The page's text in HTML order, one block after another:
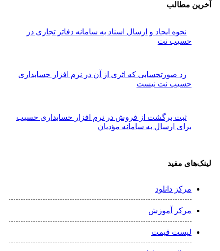
آخرین مطالب
نحوه ایجاد و ارسال اسناد به سامانه دفاتر تجاری در
حسیب نت
رد صورتحسابی که اثری از آن در نرم افزار حسابداری
حسیب نت نیست
ثبت برگشت از فروش در نرم افزار حسابداری حسیب
برای ارسال به سامانه مؤدیان
لینک‌های مفید
مرکز دانلود
مرکز آموزش
لیست قیمت